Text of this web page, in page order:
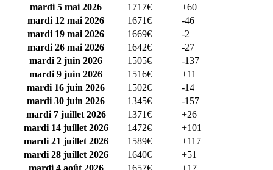
mardi 5 mai 2026
1717€
+60
mardi 12 mai 2026
1671€
-46
mardi 19 mai 2026
1669€
-2
mardi 26 mai 2026
1642€
-27
mardi 2 juin 2026
1505€
-137
mardi 9 juin 2026
1516€
+11
mardi 16 juin 2026
1502€
-14
mardi 30 juin 2026
1345€
-157
mardi 7 juillet 2026
1371€
+26
mardi 14 juillet 2026
1472€
+101
mardi 21 juillet 2026
1589€
+117
mardi 28 juillet 2026
1640€
+51